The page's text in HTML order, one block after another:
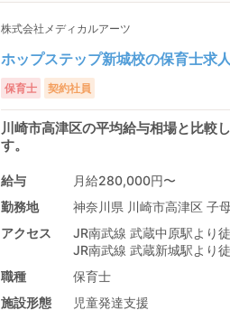
株式会社メディカルアーツ
ホップステップ新城校の保育士求
保育士 契約社員
川崎市高津区の平均給与相場と比較
す。
給与
月給280,000円〜
勤務地
神奈川県 川崎市高津区 子
アクセス
JR南武線 武蔵中原駅より
JR南武線 武蔵新城駅より
職種
保育士
施設形態
児童発達支援